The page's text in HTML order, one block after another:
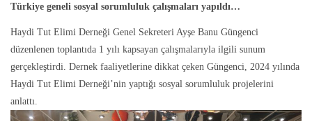
Türkiye geneli sosyal sorumluluk çalışmaları yapıldı…
Haydi Tut Elimi Derneği Genel Sekreteri Ayşe Banu Güngenci
düzenlenen toplantıda 1 yılı kapsayan çalışmalarıyla ilgili sunum
gerçekleştirdi. Dernek faaliyetlerine dikkat çeken Güngenci, 2024 yılında
Haydi Tut Elimi Derneği’nin yaptığı sosyal sorumluluk projelerini
anlattı.